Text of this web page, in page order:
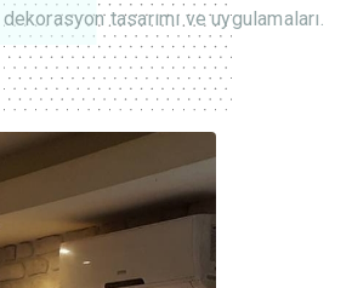
tasarımı ve uygulamaları.